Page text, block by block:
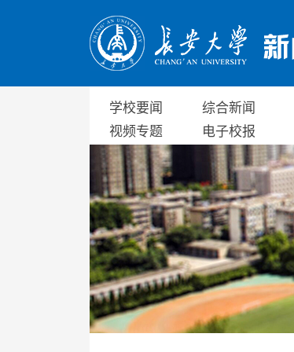
学校要闻 综合新闻
视频专题
电子校报